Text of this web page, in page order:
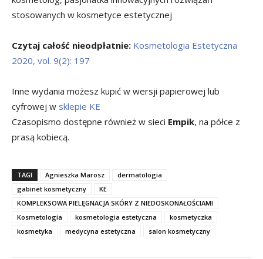
stosowanych w kosmetyce estetycznej
Czytaj całość nieodpłatnie: Kosmetologia Estetyczna
2020, vol. 9(2): 197
Inne wydania możesz kupić w wersji papierowej lub
cyfrowej w sklepie KE
Czasopismo dostępne również w sieci Empik, na półce z
prasą kobiecą.
TAGI Agnieszka Marosz
dermatologia
gabinet kosmetyczny
KE
KOMPLEKSOWA PIELĘGNACJA SKÓRY Z NIEDOSKONAŁOŚCIAMI
Kosmetologia
kosmetologia estetyczna
kosmetyczka
kosmetyka
medycyna estetyczna salon kosmetyczny